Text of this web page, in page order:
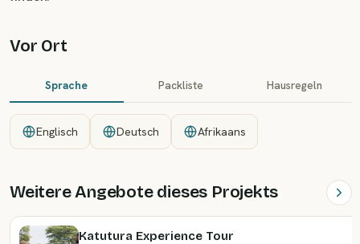
Vor Ort
Sprache Packliste Hausregeln
Englisch Deutsch Afrikaans
Weitere Angebote dieses Projekts
Katutura Experience Tour